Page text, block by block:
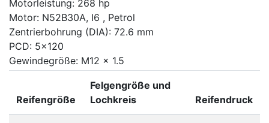
Motorleistung: 268 hp
Motor: N52B30A, I6 , Petrol
Zentrierbohrung (DIA): 72.6 mm
PCD: 5x120
Gewindegröße: M12 x 1.5
Reifengröße
Felgengröße und
Lochkreis
Reifendruck